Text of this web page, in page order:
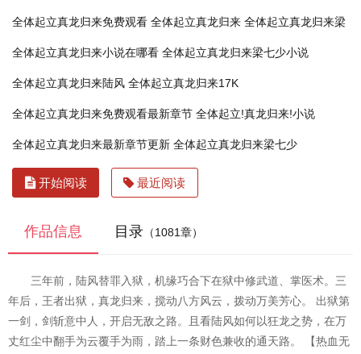
全体起立真龙归来免费观看 全体起立真龙归来 全体起立真龙归来梁
全体起立真龙归来小说在哪看 全体起立真龙归来梁七少小说
全体起立真龙归来陆风 全体起立真龙归来17K
全体起立真龙归来免费观看最新章节 全体起立!真龙归来!小说
全体起立真龙归来最新章节更新 全体起立真龙归来梁七少
开始阅读 最近阅读
作品信息 目录 （1081章）
三年前，陆风替罪入狱，机缘巧合下在狱中修武道、掌医术。三
年后，王者出狱，真龙归来，搅动八方风云，拨动万美芳心。 出狱第
一剑，剑斩意中人，开启无敌之路。且看陆风如何以狂龙之势，在万
丈红尘中翻手为云覆手为雨，踏上一条财色兼收的通天路。 【热血无